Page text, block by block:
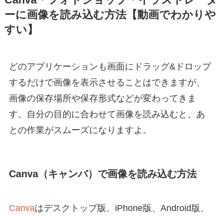
ーに画像を読み込む方法【動画でわかりや
すい】
どのアプリケーションも画面にドラッグ&ドロップ
するだけで画像を表示させることはできますが、
画像の保存場所や保存形式などが変わってきま
す。自分の目的に合わせて画像を読み込むと、あ
との作業がスムーズになりますよ。
Canva（キャンバ）で画像を読み込む方法
Canvaはデスクトップ版、iPhone版、Android版、